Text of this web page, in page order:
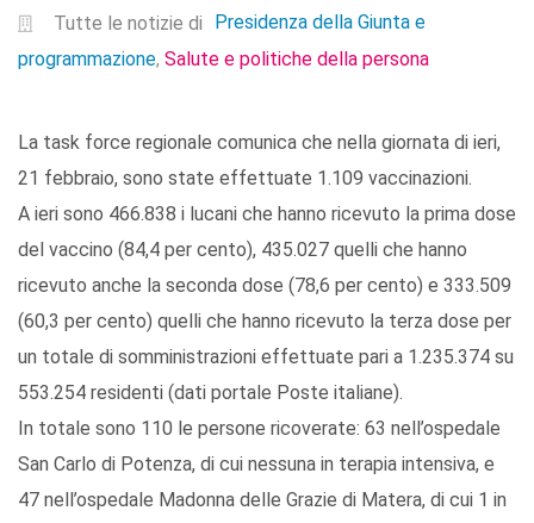
Tutte le notizie di
Presidenza della Giunta e
programmazione, Salute e politiche della persona
La task force regionale comunica che nella giornata di ieri,
21 febbraio, sono state effettuate 1.109 vaccinazioni.
A ieri sono 466.838 i lucani che hanno ricevuto la prima dose
del vaccino (84,4 per cento), 435.027 quelli che hanno
ricevuto anche la seconda dose (78,6 per cento) e 333.509
(60,3 per cento) quelli che hanno ricevuto la terza dose per
un totale di somministrazioni effettuate pari a 1.235.374 su
553.254 residenti (dati portale Poste italiane).
In totale sono 110 le persone ricoverate: 63 nell’ospedale
San Carlo di Potenza, di cui nessuna in terapia intensiva, e
47 nell’ospedale Madonna delle Grazie di Matera, di cui 1 in